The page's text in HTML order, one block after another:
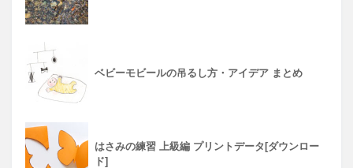
ベビーモビールの吊るし方・アイデア まとめ
はさみの練習 上級編 プリントデータ[ダウンロー
ド]